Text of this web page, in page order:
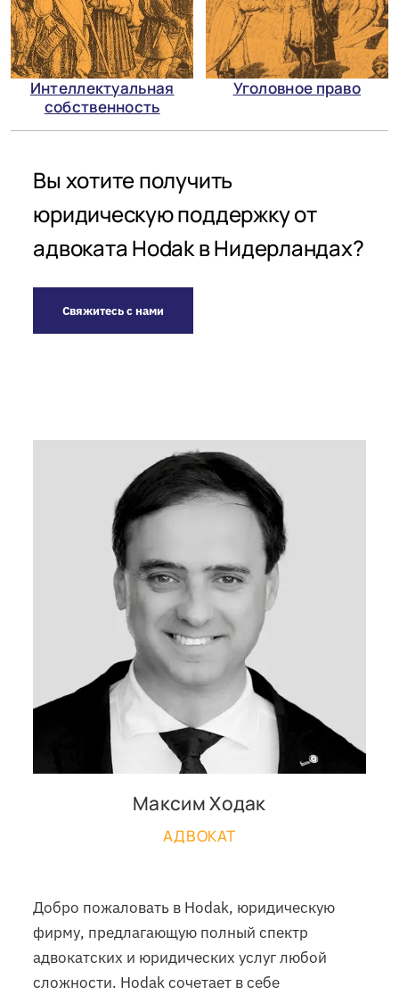
Интеллектуальная
собственность
Уголовное право
Вы хотите получить
юридическую поддержку от
адвоката Hodak в Нидерландах?
Свяжитесь с нами
Максим Ходак
АДВОКАТ
Добро пожаловать в Hodak, юридическую
фирму, предлагающую полный спектр
адвокатских и юридических услуг любой
сложности. Hodak сочетает в себе